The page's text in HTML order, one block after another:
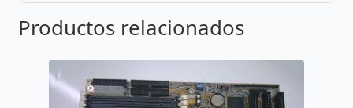
Productos relacionados